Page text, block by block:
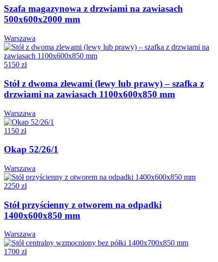
Szafa magazynowa z drzwiami na zawiasach
500x600x2000 mm
Warszawa
5150 zł
Stół z dwoma zlewami (lewy lub prawy) – szafka z
drzwiami na zawiasach 1100x600x850 mm
Warszawa
1150 zł
Okap 52/26/1
Warszawa
2250 zł
Stół przyścienny z otworem na odpadki
1400x600x850 mm
Warszawa
1700 zł